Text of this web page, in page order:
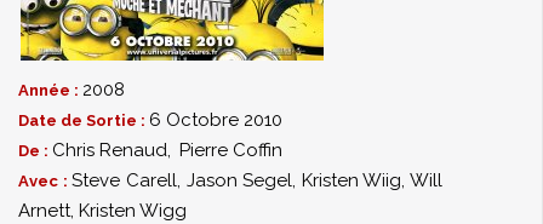
Année : 2008
Date de Sortie : 6 Octobre 2010
De : Chris Renaud, Pierre Coffin
Avec :Steve Carell, Jason Segel, Kristen Wiig, Will
Arnett, Kristen Wigg